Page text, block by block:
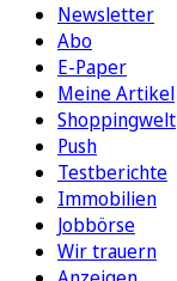
Newsletter
Abo
E-Paper
Meine Artikel
Shoppingwelt
Push
Testberichte
Immobilien
Jobbörse
Wir trauern